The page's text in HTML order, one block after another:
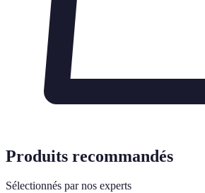
Produits recommandés
Sélectionnés par nos experts